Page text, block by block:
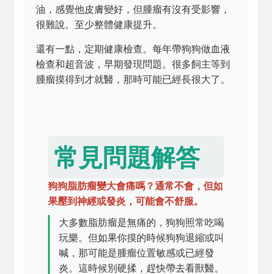
油，感覺他皮膚變好，但腫瘤有沒有受影響，
很難說。至少整體健康提升。
還有一點，定期健康檢查。每年帶狗狗做血液
檢查和超音波，早期發現問題。很多飼主等到
腫瘤摸得到才就醫，那時可能已經長很大了。
常見問題解答
狗狗脂肪瘤變大會痛嗎？通常不會，但如
果壓到神經或發炎，可能會不舒服。
大多數脂肪瘤是無痛的，狗狗照常吃喝
玩樂。但如果你摸的時候狗狗退縮或叫
喊，那可能是腫瘤位置敏感或已經發
炎。這時候別硬揉，趕快帶去看獸醫。